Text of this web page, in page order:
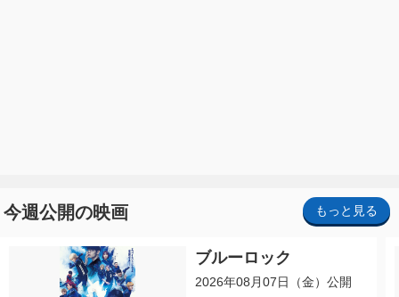
今週公開の映画 もっと見る
ブルーロック
2026年08月07日（金）公開